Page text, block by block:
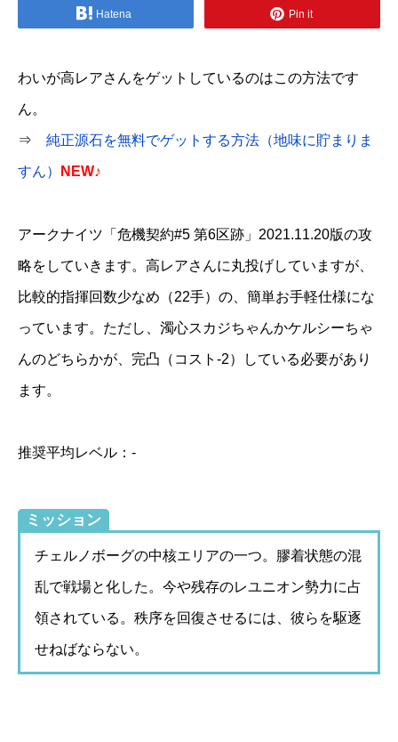
Hatena Pin it
わいが高レアさんをゲットしているのはこの方法です
ん。
⇒ 純正源石を無料でゲットする方法（地味に貯まりま
すん） NEW♪
アークナイツ「危機契約#5 第6区跡」2021.11.20版の攻
略をしていきます。高レアさんに丸投げしていますが、
比較的指揮回数少なめ（22手）の、簡単お手軽仕様にな
っています。ただし、濁心スカジちゃんかケルシーちゃ
んのどちらかが、完凸（コスト-2）している必要があり
ます。
推奨平均レベル：-
ミッション
チェルノボーグの中核エリアの一つ。膠着状態の混
乱で戦場と化した。今や残存のレユニオン勢力に占
領されている。秩序を回復させるには、彼らを駆逐
せねばならない。